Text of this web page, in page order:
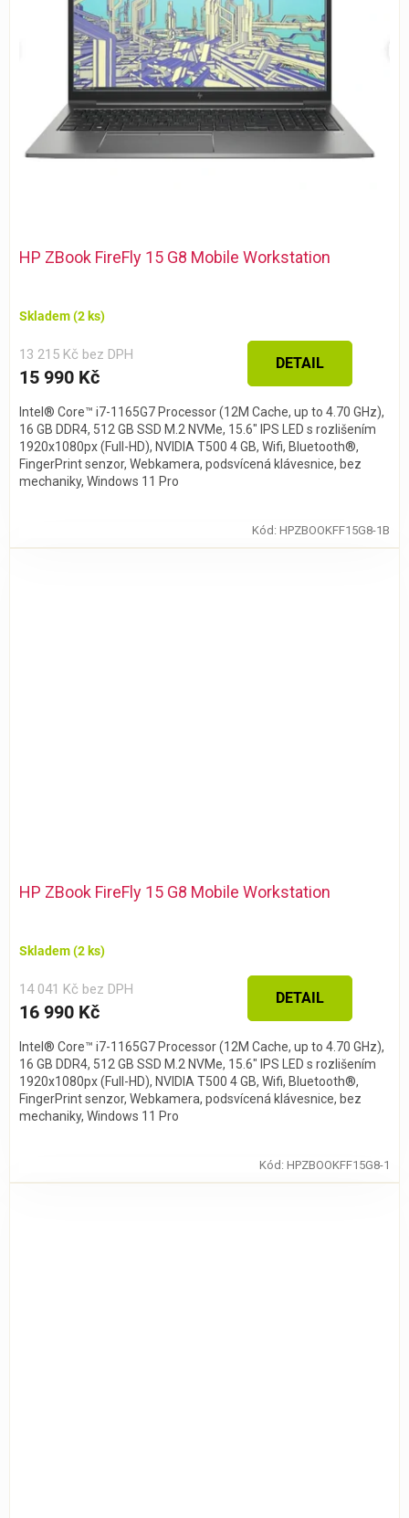
HP ZBook FireFly 15 G8 Mobile Workstation
Skladem(2 ks)
13 215 Kč bez DPH
15 990 Kč
DETAIL
Intel® Core™ i7-1165G7 Processor (12M Cache, up to 4.70 GHz),
16 GB DDR4, 512 GB SSD M.2 NVMe, 15.6" IPS LED s rozlišením
1920x1080px (Full-HD), NVIDIA T500 4 GB, Wifi, Bluetooth®,
FingerPrint senzor, Webkamera, podsvícená klávesnice, bez
mechaniky, Windows 11 Pro
Kód: HPZBOOKFF15G8-1B
HP ZBook FireFly 15 G8 Mobile Workstation
Skladem(2 ks)
14 041 Kč bez DPH
16 990 Kč
DETAIL
Intel® Core™ i7-1165G7 Processor (12M Cache, up to 4.70 GHz),
16 GB DDR4, 512 GB SSD M.2 NVMe, 15.6" IPS LED s rozlišením
1920x1080px (Full-HD), NVIDIA T500 4 GB, Wifi, Bluetooth®,
FingerPrint senzor, Webkamera, podsvícená klávesnice, bez
mechaniky, Windows 11 Pro
Kód: HPZBOOKFF15G8-1